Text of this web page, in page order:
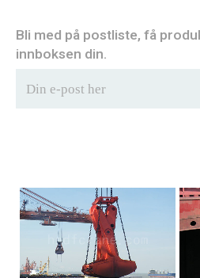
Bli med på postliste, få
innboksen din.